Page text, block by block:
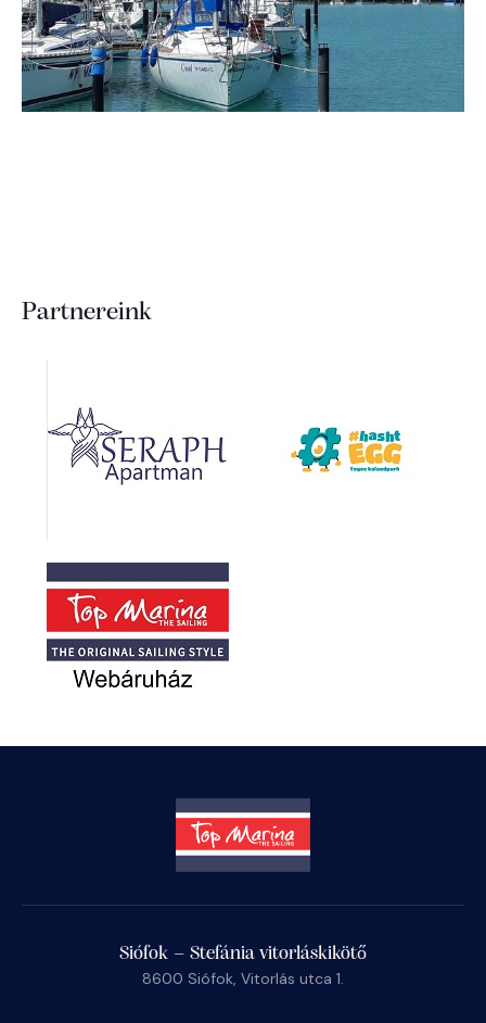
Partnereink
Siófok – Stefánia vitorláskikötő
8600 Siófok, Vitorlás utca 1.